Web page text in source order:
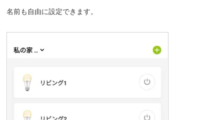
名前も自由に設定できます。